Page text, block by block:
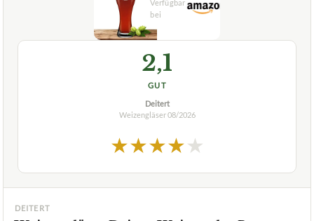
2,1
GUT
Deitert
Weizengläser08/2026
★★★★★
DEITERT